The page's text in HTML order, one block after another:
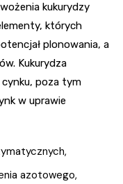
kukurydzy
których
plonowania, a
Kukurydza
poza tym
w uprawie
azotowego,